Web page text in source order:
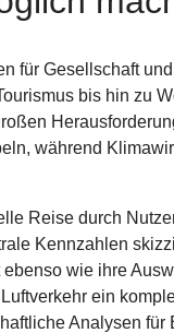
für Gesellschaft
bis hin zu
während
Reise durch
Kennzahlen
wie ihre
ein
Analysen für